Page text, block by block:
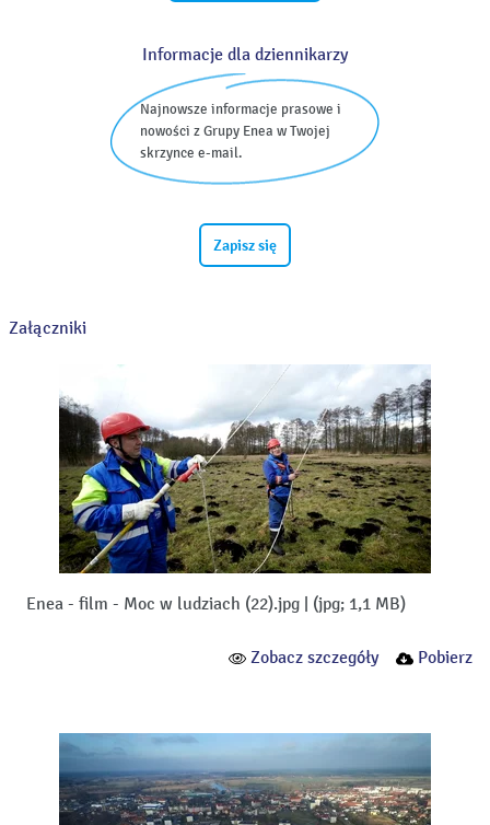
Informacje dla dziennikarzy
Najnowsze informacje prasowe i
nowości z Grupy Enea w Twojej
skrzynce e-mail.
Zapisz się
Załączniki
Enea - film - Moc w ludziach (22).jpg (jpg; 1,1 MB)
Zobacz szczegóły Pobierz